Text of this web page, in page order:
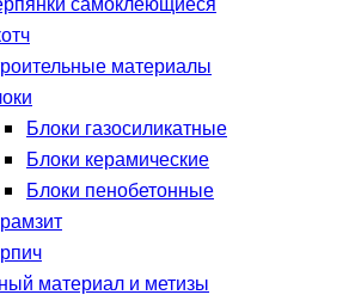
материалы
Блоки газосиликатные
Блоки керамические
Блоки пенобетонные
материал и метизы